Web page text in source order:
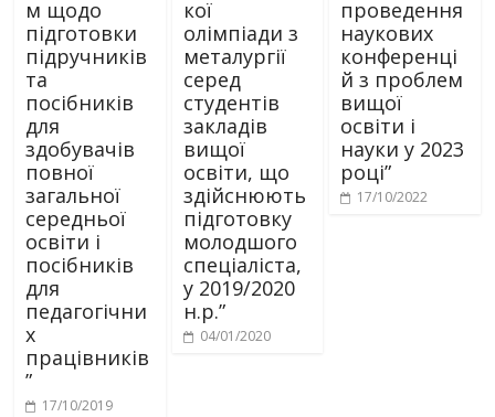
м щодо
підготовки
підручників
та
посібників
для
здобувачів
повної
загальної
середньої
освіти і
посібників
для
педагогічни
х
працівників
”
17/10/2019
кої
олімпіади з
металургії
серед
студентів
закладів
вищої
освіти, що
здійснюють
підготовку
молодшого
спеціаліста,
у 2019/2020
н.р.”
04/01/2020
проведення
наукових
конференці
й з проблем
вищої
освіти і
науки у 2023
році”
17/10/2022